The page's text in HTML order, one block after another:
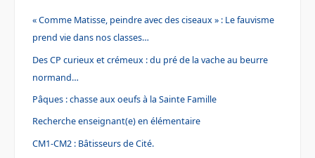
« Comme Matisse, peindre avec des ciseaux » : Le fauvisme
prend vie dans nos classes…
Des CP curieux et crémeux : du pré de la vache au beurre
normand…
Pâques : chasse aux oeufs à la Sainte Famille
Recherche enseignant(e) en élémentaire
CM1-CM2 : Bâtisseurs de Cité.